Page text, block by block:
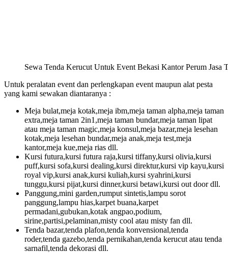
Sewa Tenda Kerucut Untuk Event Bekasi Kantor Perum Jasa
Untuk peralatan event dan perlengkapan event maupun alat pesta
yang kami sewakan diantaranya :
Meja bulat,meja kotak,meja ibm,meja taman alpha,meja taman
extra,meja taman 2in1,meja taman bundar,meja taman lipat
atau meja taman magic,meja konsul,meja bazar,meja lesehan
kotak,meja lesehan bundar,meja anak,meja test,meja
kantor,meja kue,meja rias dll.
Kursi futura,kursi futura raja,kursi tiffany,kursi olivia,kursi
puff,kursi sofa,kursi dealing,kursi direktur,kursi vip kayu,kursi
royal vip,kursi anak,kursi kuliah,kursi syahrini,kursi
tunggu,kursi pijat,kursi dinner,kursi betawi,kursi out door dll.
Panggung,mini garden,rumput sintetis,lampu sorot
panggung,lampu hias,karpet buana,karpet
permadani,gubukan,kotak angpao,podium,
sirine,partisi,pelaminan,misty cool atau misty fan dll.
Tenda bazar,tenda plafon,tenda konvensional,tenda
roder,tenda gazebo,tenda pernikahan,tenda kerucut atau tenda
sarnafil,tenda dekorasi dll.